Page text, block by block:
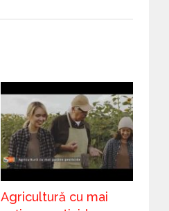
Agricultură cu mai